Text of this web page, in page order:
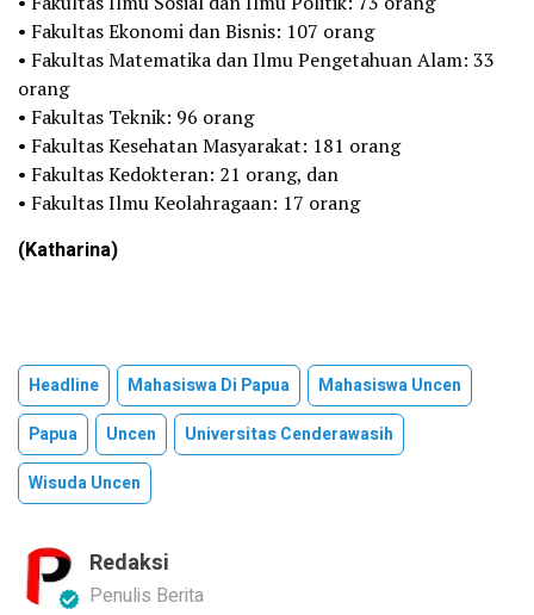
• Fakultas Ekonomi dan Bisnis: 107 orang
• Fakultas Matematika dan Ilmu Pengetahuan Alam: 33
orang
• Fakultas Teknik: 96 orang
• Fakultas Kesehatan Masyarakat: 181 orang
• Fakultas Kedokteran: 21 orang, dan
• Fakultas Ilmu Keolahragaan: 17 orang
(Katharina)
Headline Mahasiswa Di Papua
Mahasiswa Uncen
Papua
Uncen
Universitas Cenderawasih
Wisuda Uncen
Redaksi
Penulis Berita